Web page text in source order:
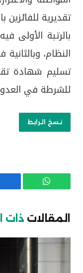
تقديرية
بالرتبة الأولى
النظام،
تسليم شهادة
للشرطة في
نسخ الرابط
واتساب
المقالات ذات